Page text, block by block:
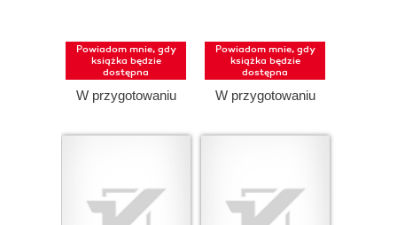
Powiadom mnie, gdy
książka będzie
dostępna
W przygotowaniu
Powiadom mnie, gdy
książka będzie
dostępna
W przygotowaniu